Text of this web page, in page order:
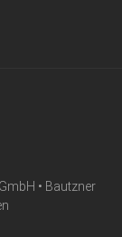
• Bautzner